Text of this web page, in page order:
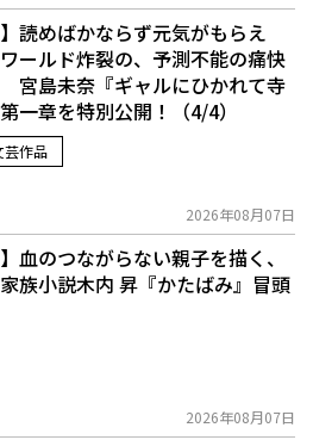
】読めばかならず元気がもらえ
ールド炸裂の、予測不能の痛快
宮島未奈『ギャルにひかれて寺
一章を特別公開！（4/4）
芸作品
2026年08月07日
血のつながらない親子を描く、
族小説――木内 昇『かたばみ』冒頭
2026年08月07日